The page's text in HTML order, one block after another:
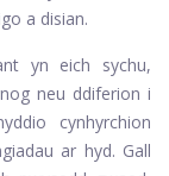
a disian.
yn eich sychu,
neu ddiferion i
cynhyrchion
ar hyd. Gall